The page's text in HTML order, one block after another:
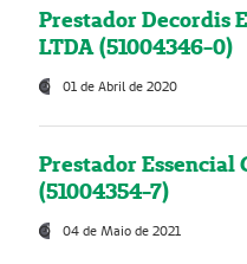
Prestador Decordis
LTDA (51004346-0)
01 de Abril de 2020
Prestador Essencial
(51004354-7)
04 de Maio de 2021